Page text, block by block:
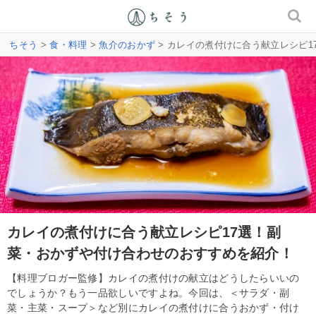
ちそう >食・料理 >魚介のおかず > カレイの煮付けに合う献立レシピ
カレイの煮付けに合う献立レシピ17選！副
菜・おかずや付け合わせのおすすめを紹介！
【料理ブロガー監修】カレイの煮付けの献立はどうしたらいいの
でしょうか？もう一品欲しいですよね。今回は、＜サラダ・副
菜・主菜・スープ＞など別にカレイの煮付けに合うおかず・付け